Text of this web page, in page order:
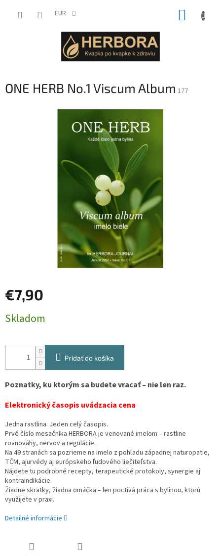
EUR
ONE HERB No.1 Viscum Album 177
€7,90
cena:
Skladom
Pridať do košíka
Poznatky, ku ktorým sa budete vracať – nie len raz.
Elektronický časopis uvádzacia cena
Jedna rastlina. Jeden celý časopis.
Prvé číslo mesačníka HERBORA je venované imelom – rastline
rovnováhy, nervov a regulácie.
Na 49 stranách sa pozrieme na imelo z pohľadu západnej naturopatie,
TČM, ajurvédy aj európskeho ľudového liečiteľstva.
Nájdete tu podrobné recepty, terapeutické protokoly, synergie aj
kontraindikácie.
Žiadne skratky, žiadna omáčka – len poctivá práca s bylinou, ktorú
využijete v praxi.
Detailné informácie